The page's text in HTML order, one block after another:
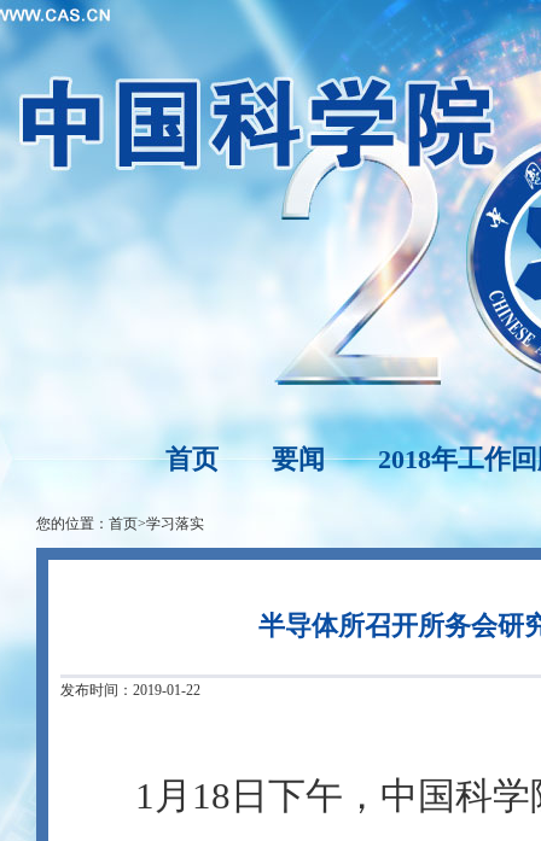
首页 要闻 2018年工作
您的位置： 首页>学习落实
半导体所召开所务会研
发布时间：2019-01-22
1月18日下午，中国科学